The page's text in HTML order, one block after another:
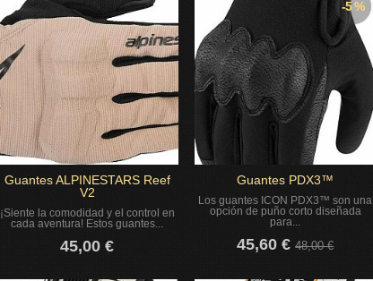
Guantes ALPINESTARS Reef
V2
¡Siente la comodidad y el control en
cada aventura! Estos guantes...
45,00 €
-5 %
Guantes PDX3™
Los guantes ICON PDX3™ son una
opción de puño corto diseñada
para...
45,60 €48,00 €